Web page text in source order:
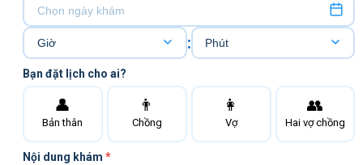
:
Bạn đặt lịch cho ai?
👤
Bản thân
👨
Chồng
👩
Vợ
👥
Hai vợ chồng
Nội dung khám *